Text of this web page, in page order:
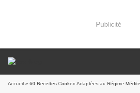
Publicité
Accueil » 60 Recettes Cookeo Adaptées au Régime Méditerranéen : Des repas sains,